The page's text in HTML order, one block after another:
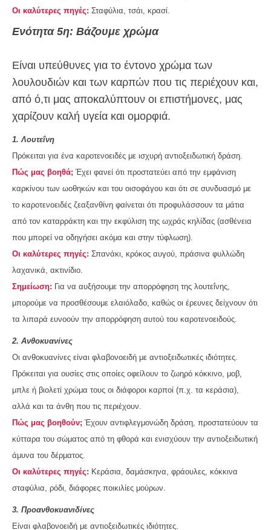
Οι καλύτερες πηγές: Σταφύλια, τσάι, κρασί.
Ενότητα 5η: Βάζουμε χρώμα
Είναι υπεύθυνες για το έντονο χρώμα των
λουλουδιών και των καρπών που τις περιέχουν και,
από ό,τι μας αποκαλύπτουν οι επιστήμονες, μας
χαρίζουν καλή υγεία και ομορφιά.
1. Λουτεΐνη
Πρόκειται για ένα καροτενοειδές με ισχυρή αντιοξειδωτική δράση.
Πώς μας βοηθά; Έχει φανεί ότι προστατεύει από την εμφάνιση
καρκίνου των ωοθηκών και του οισοφάγου και ότι σε συνδυασμό με
το καροτενοειδές ζεαξανθίνη φαίνεται ότι προφυλάσσουν τα μάτια
από τον καταρράκτη και την εκφύλιση της ωχράς κηλίδας (ασθένεια
που μπορεί να οδηγήσει ακόμα και στην τύφλωση).
Οι καλύτερες πηγές: Σπανάκι, κρόκος αυγού, πράσινα φυλλώδη
λαχανικά, ακτινίδιο.
Σημείωση: Για να αυξήσουμε την απορρόφηση της λουτεΐνης,
μπορούμε να προσθέσουμε ελαιόλαδο, καθώς οι έρευνες δείχνουν ότι
τα λιπαρά ευνοούν την απορρόφηση αυτού του καροτενοειδούς.
2. Ανθοκυανίνες
Οι ανθοκυανίνες είναι φλαβονοειδή με αντιοξειδωτικές ιδιότητες.
Πρόκειται για ουσίες στις οποίες οφείλουν το ζωηρό κόκκινο, μοβ,
μπλε ή βιολετί χρώμα τους οι διάφοροι καρποί (π.χ. τα κεράσια),
αλλά και τα άνθη που τις περιέχουν.
Πώς μας βοηθούν; Έχουν αντιφλεγμονώδη δράση, προστατεύουν τα
κύτταρα του σώματος από τη φθορά και ενισχύουν την αντιοξειδωτική
άμυνα του δέρματος.
Οι καλύτερες πηγές: Κεράσια, δαμάσκηνα, φράουλες, κόκκινα
σταφύλια, ρόδι, διάφορες ποικιλίες μούρων.
3. Προανθοκυανιδίνες
Είναι φλαβονοειδή με αντιοξειδωτικές ιδιότητες.